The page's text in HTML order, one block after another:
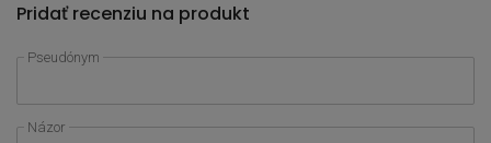
Pridať recenziu na produkt
Pseudónym
Názor